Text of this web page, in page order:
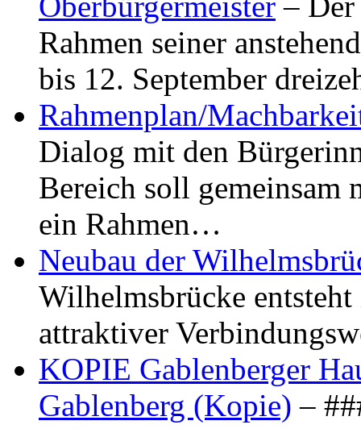
Rahmen seiner
bis 12. September
Rahmenplan/
Dialog mit den
Bereich soll gemeinsam
ein Rahmen…
Neubau der
Wilhelmsbrücke
attraktiver
KOPIE Gablenberger
Gablenberg (Kopie) –